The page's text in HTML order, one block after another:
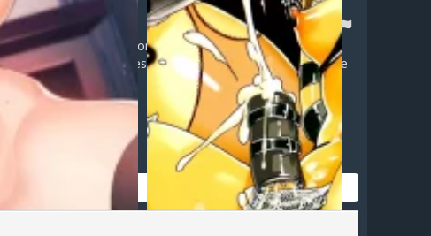
price! 50% Deals - for all private proxies:
Servers, Best Prices, Bonus Discounts and much more